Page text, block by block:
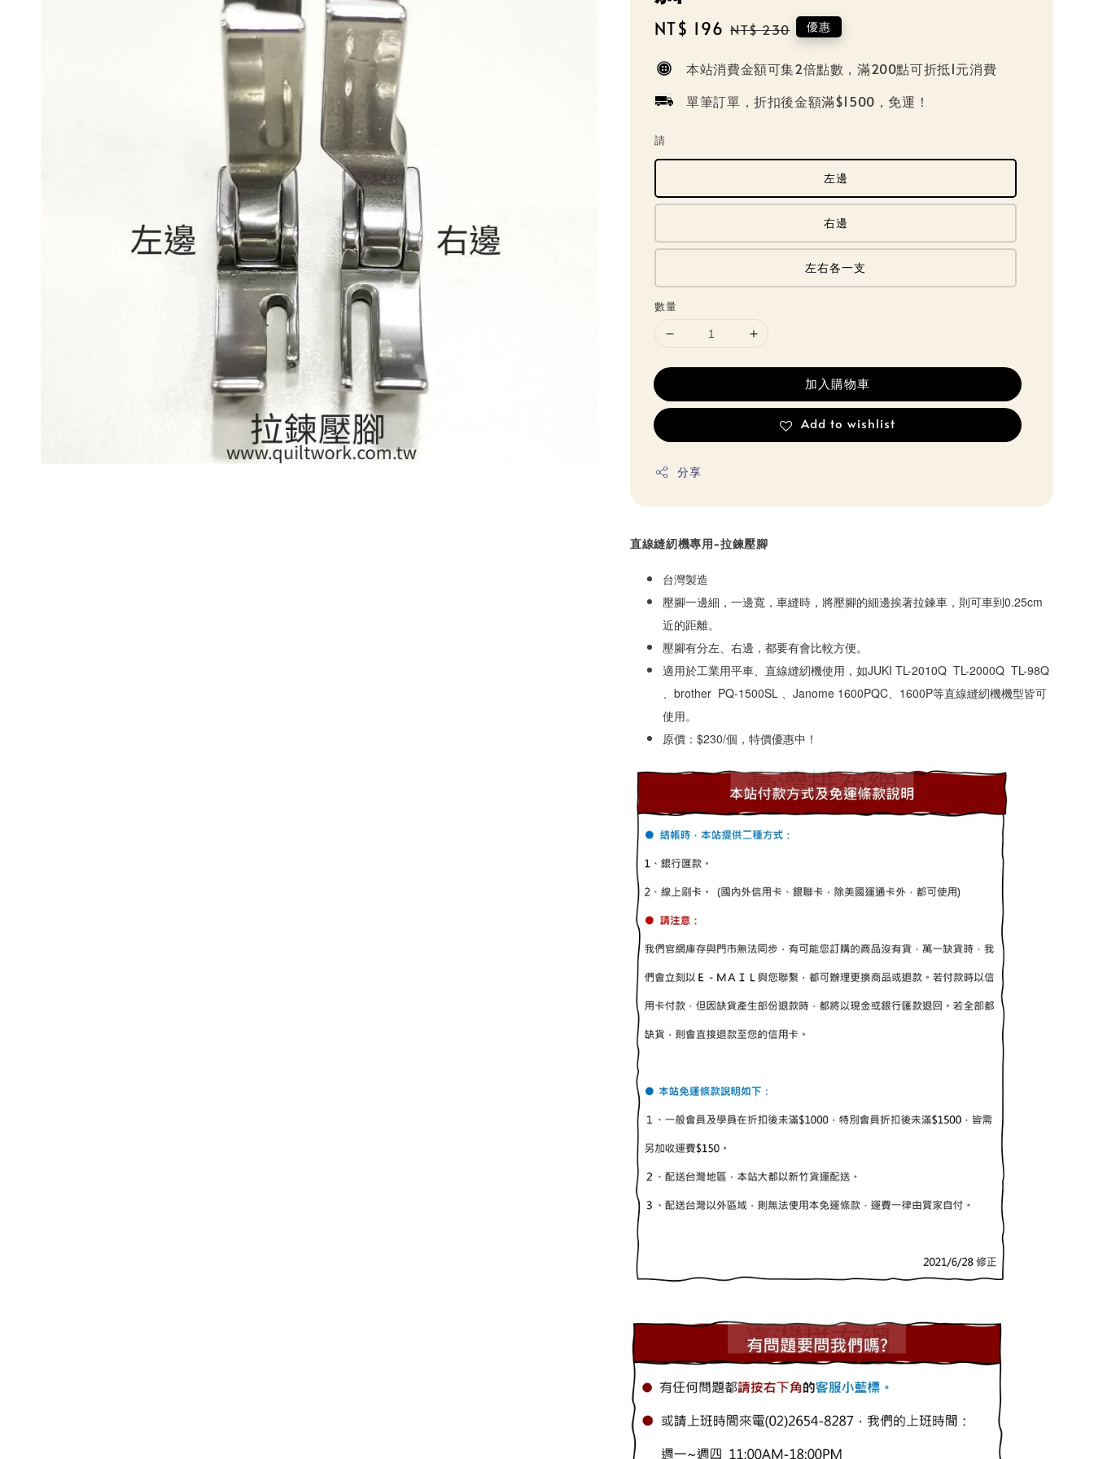
Sale
NT$ 196 Regular
NT$ 230 優惠
本站消費金額可集2倍點數，滿200點可折抵1元消費
單筆訂單，折扣後金額滿$1500，免運！
請
左邊
右邊
左右各一支
數量
加入購物車
Add to wishlist
分享
直線縫紉機專用-拉鍊壓腳
台灣製造
壓腳一邊細，一邊寬，車縫時，將壓腳的細邊挨著拉鍊車，則可車到0.25cm
近的距離。
壓腳有分左、右邊，都要有會比較方便。
適用於工業用平車、直線縫紉機使用，如JUKI TL-2010Q  TL-2000Q  TL-98Q
、brother  PQ-1500SL 、Janome 1600PQC、1600P等直線縫紉機機型皆可
使用。
原價：$230/個，特價優惠中！